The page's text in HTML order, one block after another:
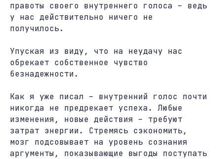
правоты своего внутреннего голоса – ведь
у нас действительно ничего не
получилось.
Упуская из виду, что на неудачу нас
обрекает собственное чувство
безнадежности.
Как я уже писал – внутренний голос почти
никогда не предрекает успеха. Любые
изменения, новые действия – требуют
затрат энергии. Стремясь сэкономить,
мозг подсовывает на уровень сознания
аргументы, показывающие выгоды поступать